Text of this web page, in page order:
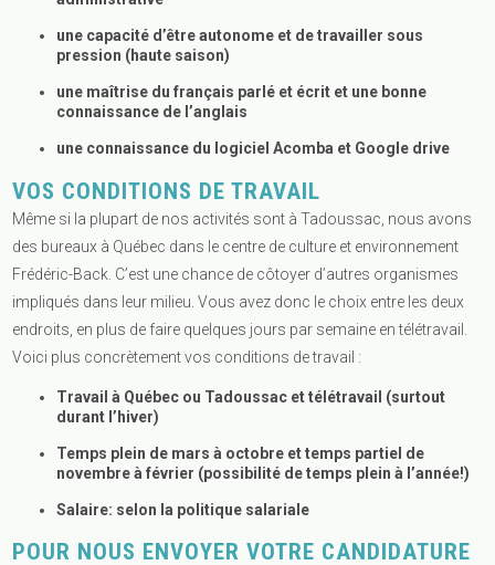
une capacité d’être autonome et de travailler sous
pression (haute saison)
une maîtrise du français parlé et écrit et une bonne
connaissance de l’anglais
une connaissance du logiciel Acomba et Google drive
VOS CONDITIONS DE TRAVAIL
Même si la plupart de nos activités sont à Tadoussac, nous avons
des bureaux à Québec dans le centre de culture et environnement
Frédéric-Back. C’est une chance de côtoyer d’autres organismes
impliqués dans leur milieu. Vous avez donc le choix entre les deux
endroits, en plus de faire quelques jours par semaine en télétravail.
Voici plus concrètement vos conditions de travail :
Travail à Québec ou Tadoussac et télétravail (surtout
durant l’hiver)
Temps plein de mars à octobre et temps partiel de
novembre à février (possibilité de temps plein à l’année!)
Salaire: selon la politique salariale
POUR NOUS ENVOYER VOTRE CANDIDATURE